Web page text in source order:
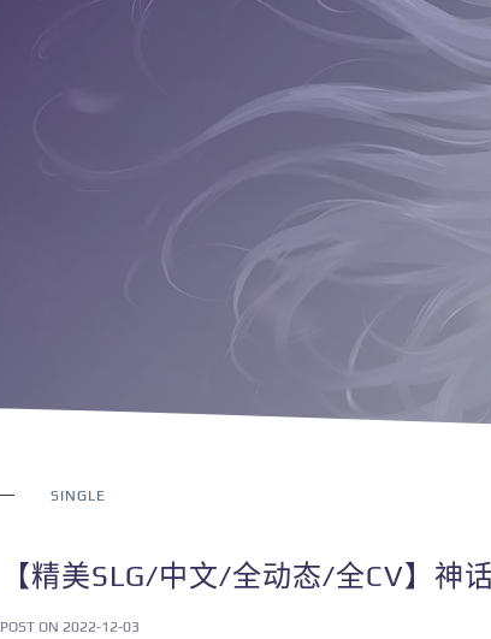
SINGLE
【精美SLG/中文/全动态/全CV】神
POST ON 2022-12-03